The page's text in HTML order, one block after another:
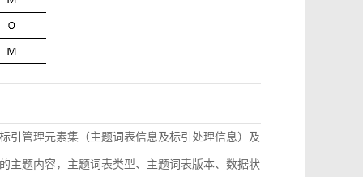
引管理元素集（主题词表信息及标引处理信息）及
主题内容，主题词表类型、主题词表版本、数据状